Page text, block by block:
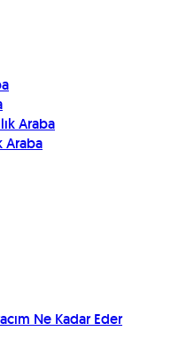
Araba
Araba
Ne Kadar Eder